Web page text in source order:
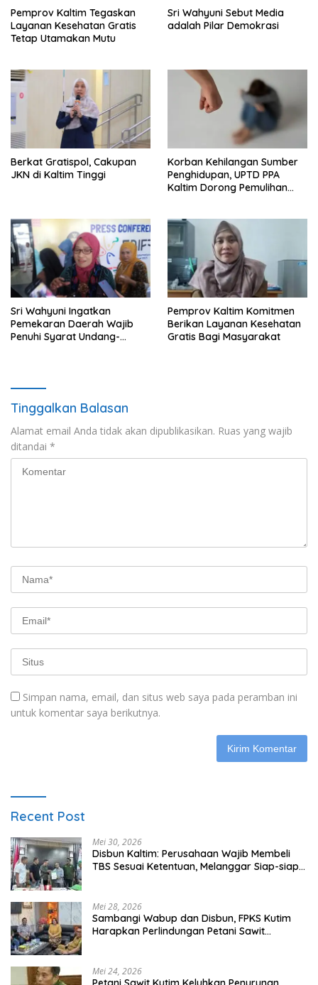
Pemprov Kaltim Tegaskan
Layanan Kesehatan Gratis
Tetap Utamakan Mutu
Sri Wahyuni Sebut Media
adalah Pilar Demokrasi
Berkat Gratispol, Cakupan
JKN di Kaltim Tinggi
Korban Kehilangan Sumber
Penghidupan, UPTD PPA
Kaltim Dorong Pemulihan
Sri Wahyuni Ingatkan
Pemekaran Daerah Wajib
Penuhi Syarat Undang-
Pemprov Kaltim Komitmen
Berikan Layanan Kesehatan
Gratis Bagi Masyarakat
Tinggalkan Balasan
Alamat email Anda tidak akan dipublikasikan. Ruas yang wajib
ditandai *
Simpan nama, email, dan situs web saya pada peramban ini
untuk komentar saya berikutnya.
Recent Post
Mei 30, 2026
Disbun Kaltim: Perusahaan Wajib Membeli
TBS Sesuai Ketentuan, Melanggar Siap-siap
Mei 28, 2026
Sambangi Wabup dan Disbun, FPKS Kutim
Harapkan Perlindungan Petani Sawit
Mei 24, 2026